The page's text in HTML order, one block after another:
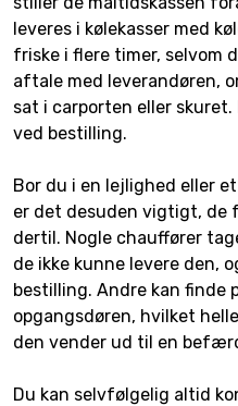
leveres i kølekasser med
friske i flere timer, selvom
aftale med leverandøren,
sat i carporten eller skuret.
ved bestilling.
Bor du i en lejlighed eller
er det desuden vigtigt, de
dertil. Nogle chauffører
de ikke kunne levere den,
bestilling. Andre kan finde
opgangsdøren, hvilket
den vender ud til en
Du kan selvfølgelig altid